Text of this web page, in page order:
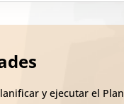
y ejecutar el